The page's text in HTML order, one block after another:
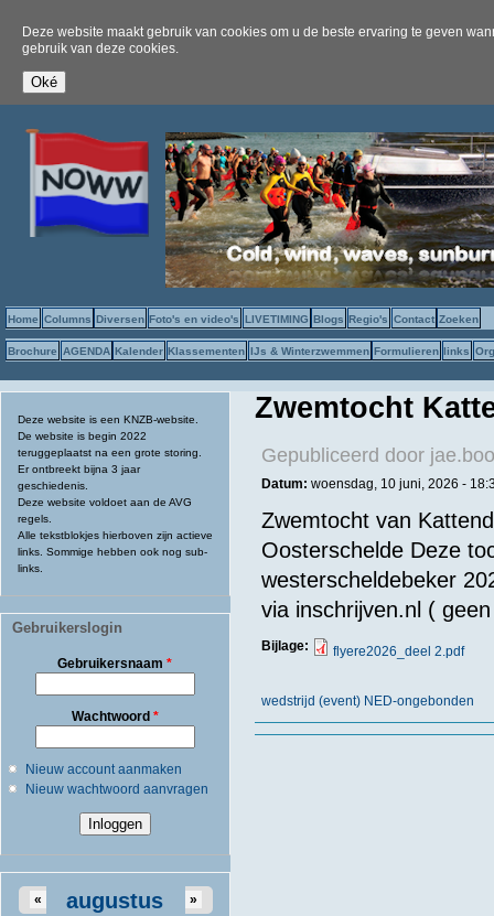
Deze website maakt gebruik van cookies om u de beste ervaring te geven
gebruik van deze cookies.
Home Columns Diversen Foto's en video's LIVETIMING Blogs Regio's Contact Zoeken
Brochure AGENDA Kalender Klassementen IJs & Winterzwemmen Formulieren links
Deze website is een KNZB-website.
De website is begin 2022
teruggeplaatst na een grote storing.
Er ontbreekt bijna 3 jaar
geschiedenis.
Deze website voldoet aan de AVG
regels.
Alle tekstblokjes hierboven zijn actieve
links. Sommige hebben ook nog sub-
links.
Gebruikerslogin
Gebruikersnaam*
Wachtwoord *
Nieuw account aanmaken
Nieuw wachtwoord aanvragen
augustus
« »
Zwemtocht
Gepubliceerd door
Datum: woensdag, 10 juni, 2026 -
Zwemtocht van
Oosterschelde Deze
westerscheldebeker
via inschrijven.nl (
Bijlage: flyere2026_deel 2.pdf
wedstrijd (event) NED-ongebonden